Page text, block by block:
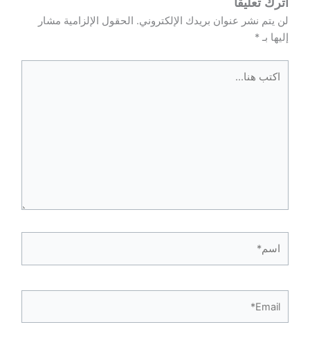
لن يتم نشر عنوان بريدك الإلكتروني. الحقول الإلزامية مشار
إليها بـ*